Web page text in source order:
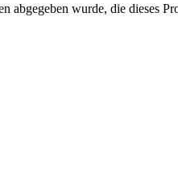
wurde, die dieses